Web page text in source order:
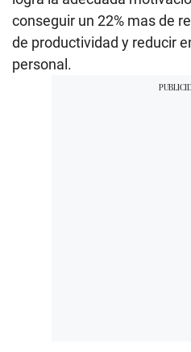
conseguir un 22% mas de
de productividad y reducir
personal.